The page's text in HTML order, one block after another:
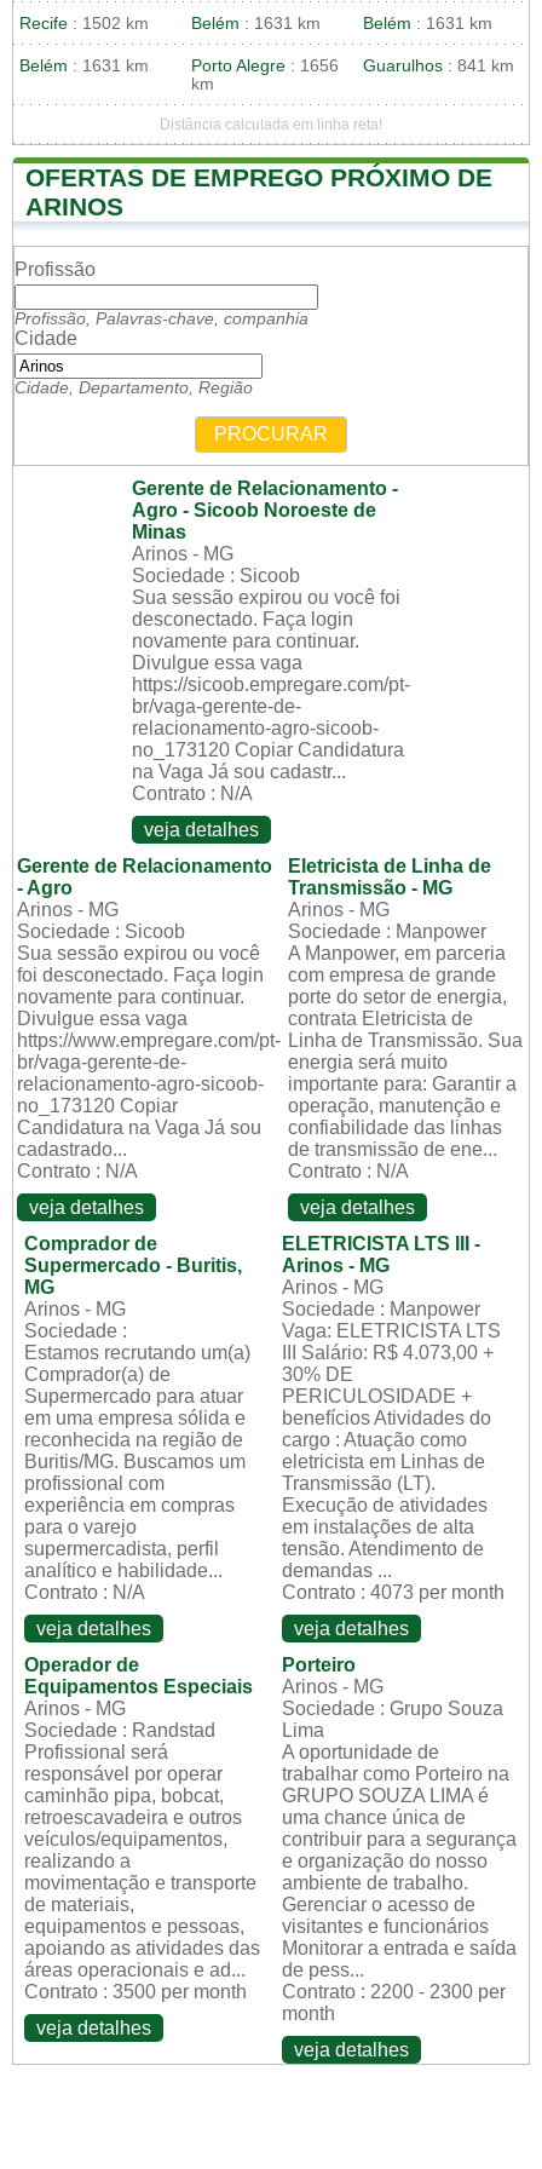
Recife : 1502 km Belém : 1631 km Belém : 1631 km
Belém : 1631 km Porto Alegre : 1656
km
Guarulhos : 841 km
Distância calculada em linha reta!
OFERTAS DE EMPREGO PRÓXIMO DE
ARINOS
Profissão
Profissão, Palavras-chave, companhia
Cidade
Cidade, Departamento, Região
PROCURAR
Gerente de Relacionamento -
Agro - Sicoob Noroeste de
Minas
Arinos - MG
Sociedade : Sicoob
Sua sessão expirou ou você foi
desconectado. Faça login
novamente para continuar.
Divulgue essa vaga
https://sicoob.empregare.com/pt-
br/vaga-gerente-de-
relacionamento-agro-sicoob-
no_173120 Copiar Candidatura
na Vaga Já sou cadastr...
Contrato : N/A
veja detalhes
Gerente de Relacionamento
- Agro
Arinos - MG
Sociedade : Sicoob
Sua sessão expirou ou você
foi desconectado. Faça login
novamente para continuar.
Divulgue essa vaga
https://www.empregare.com/pt-
br/vaga-gerente-de-
relacionamento-agro-sicoob-
no_173120 Copiar
Candidatura na Vaga Já sou
cadastrado...
Contrato : N/A
veja detalhes
Eletricista de Linha de
Transmissão - MG
Arinos - MG
Sociedade : Manpower
A Manpower, em parceria
com empresa de grande
porte do setor de energia,
contrata Eletricista de
Linha de Transmissão. Sua
energia será muito
importante para: Garantir a
operação, manutenção e
confiabilidade das linhas
de transmissão de ene...
Contrato : N/A
veja detalhes
Comprador de
Supermercado - Buritis,
MG
Arinos - MG
Sociedade :
Estamos recrutando um(a)
Comprador(a) de
Supermercado para atuar
em uma empresa sólida e
reconhecida na região de
Buritis/MG. Buscamos um
profissional com
experiência em compras
para o varejo
supermercadista, perfil
analítico e habilidade...
Contrato : N/A
veja detalhes
ELETRICISTA LTS III -
Arinos - MG
Arinos - MG
Sociedade : Manpower
Vaga: ELETRICISTA LTS
III Salário: R$ 4.073,00 +
30% DE
PERICULOSIDADE +
benefícios Atividades do
cargo : Atuação como
eletricista em Linhas de
Transmissão (LT).
Execução de atividades
em instalações de alta
tensão. Atendimento de
demandas ...
Contrato : 4073 per month
veja detalhes
Operador de
Equipamentos Especiais
Arinos - MG
Sociedade : Randstad
Profissional será
responsável por operar
caminhão pipa, bobcat,
retroescavadeira e outros
veículos/equipamentos,
realizando a
movimentação e transporte
de materiais,
equipamentos e pessoas,
apoiando as atividades das
áreas operacionais e ad...
Contrato : 3500 per month
veja detalhes
Porteiro
Arinos - MG
Sociedade : Grupo Souza
Lima
A oportunidade de
trabalhar como Porteiro na
GRUPO SOUZA LIMA é
uma chance única de
contribuir para a segurança
e organização do nosso
ambiente de trabalho.
Gerenciar o acesso de
visitantes e funcionários
Monitorar a entrada e saída
de pess...
Contrato : 2200 - 2300 per
month
veja detalhes